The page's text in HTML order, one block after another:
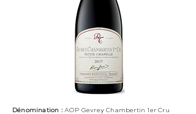
Dénomination : AOP Gevrey Chambertin 1er Cru